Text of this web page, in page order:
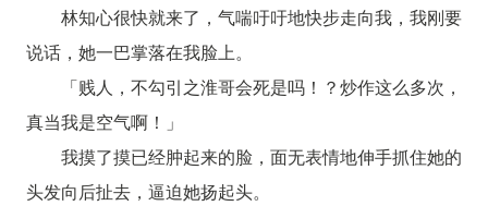
林知心很快就来了，气喘吁吁地快步走向我，我刚要
说话，她一巴掌落在我脸上。
「贱人，不勾引之淮哥会死是吗！？炒作这么多次，
真当我是空气啊！」
我摸了摸已经肿起来的脸，面无表情地伸手抓住她的
头发向后扯去，逼迫她扬起头。